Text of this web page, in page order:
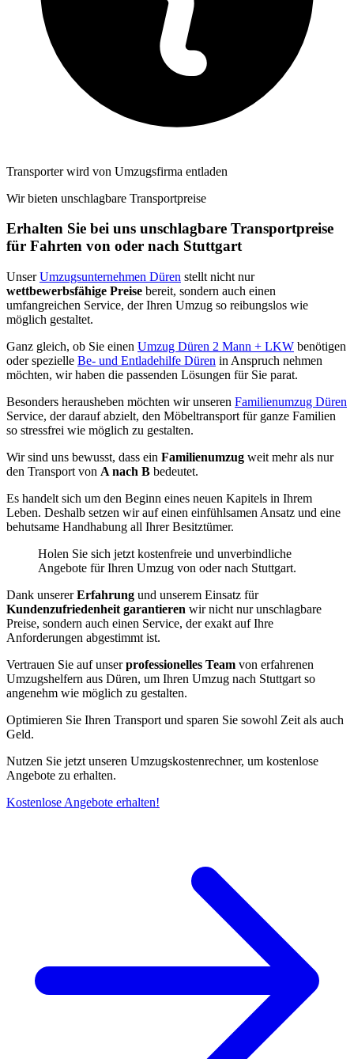
Transporter wird von Umzugsfirma entladen
Wir bieten unschlagbare Transportpreise
Erhalten Sie bei uns unschlagbare Transportpreise
für Fahrten von oder nach Stuttgart
UnserUmzugsunternehmen Düren stellt nicht nur
wettbewerbsfähige Preise bereit, sondern auch einen
umfangreichen Service, der Ihren Umzug so reibungslos wie
möglich gestaltet.
Ganz gleich, ob Sie einen Umzug Düren 2 Mann + LKW benötigen
oder spezielle Be- und Entladehilfe Düren in Anspruch nehmen
möchten, wir haben die passenden Lösungen für Sie parat.
Besonders herausheben möchten wir unseren Familienumzug Düren
Service, der darauf abzielt, den Möbeltransport für ganze Familien
so stressfrei wie möglich zu gestalten.
Wir sind uns bewusst, dass ein Familienumzug weit mehr als nur
den Transport von A nach B bedeutet.
Es handelt sich um den Beginn eines neuen Kapitels in Ihrem
Leben. Deshalb setzen wir auf einen einfühlsamen Ansatz und eine
behutsame Handhabung all Ihrer Besitztümer.
Holen Sie sich jetzt kostenfreie und unverbindliche
Angebote für Ihren Umzug von oder nach Stuttgart.
Dank unsererErfahrung und unserem Einsatz für
Kundenzufriedenheit garantieren wir nicht nur unschlagbare
Preise, sondern auch einen Service, der exakt auf Ihre
Anforderungen abgestimmt ist.
Vertrauen Sie auf unserprofessionelles Team von erfahrenen
Umzugshelfern aus Düren, um Ihren Umzug nach Stuttgart so
angenehm wie möglich zu gestalten.
Optimieren Sie Ihren Transport und sparen Sie sowohl Zeit als auch
Geld.
Nutzen Sie jetzt unseren Umzugskostenrechner, um kostenlose
Angebote zu erhalten.
Kostenlose Angebote erhalten!